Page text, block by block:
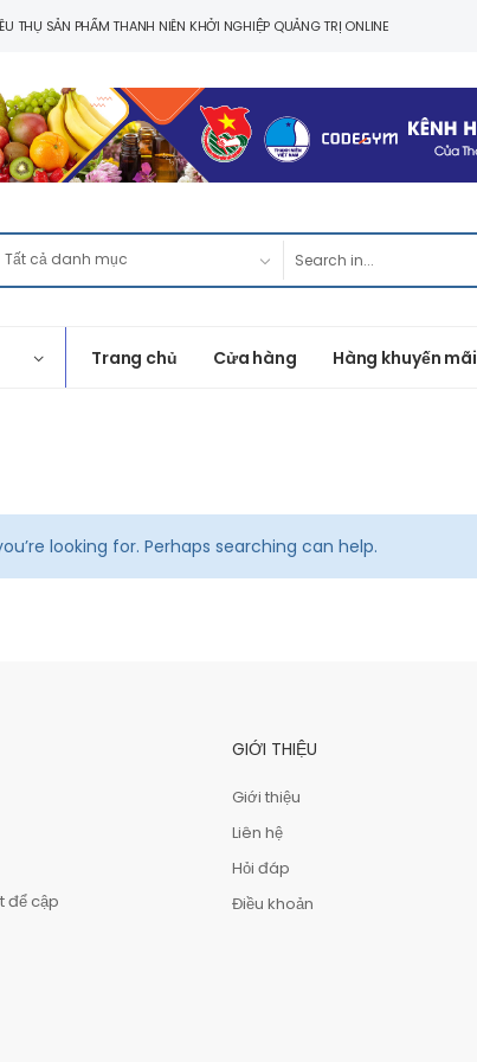
THỤ SẢN PHẨM THANH NIÊN KHỞI NGHIỆP QUẢNG TRỊ ONLINE
Trang chủ Cửa hàng Hàng khuyến mãi
looking for. Perhaps searching can help.
để cập
GIỚI THIỆU
Giới thiệu
Liên hệ
Hỏi đáp
Điều khoản